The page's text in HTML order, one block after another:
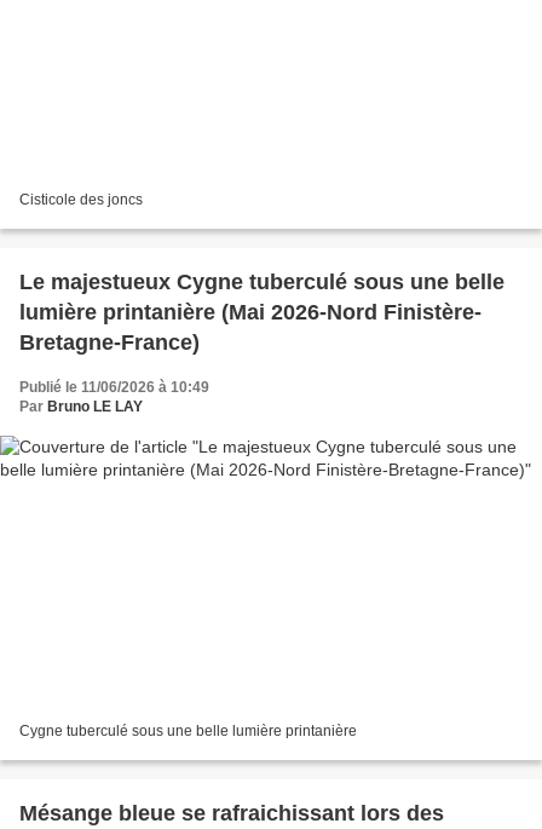
Cisticole des joncs
Le majestueux Cygne tuberculé sous une belle
lumière printanière (Mai 2026-Nord Finistère-
Bretagne-France)
Publié le 11/06/2026 à 10:49
Par Bruno LE LAY
Cygne tuberculé sous une belle lumière printanière
Mésange bleue se rafraichissant lors des